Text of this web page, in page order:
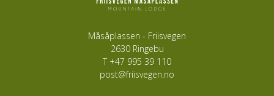
Måsåplassen - Friisvegen
2630 Ringebu
T +47 995 39 110
post@friisvegen.no